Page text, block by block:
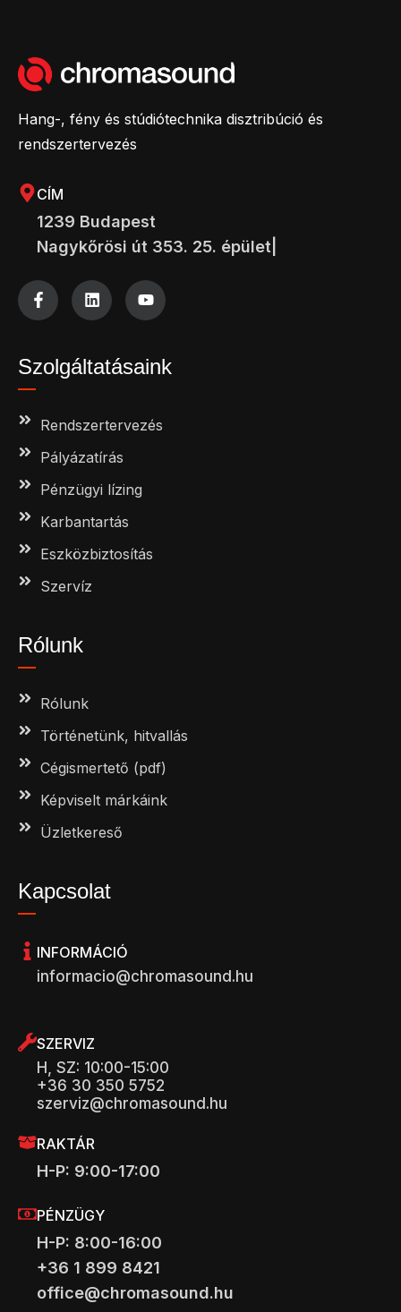
Hang-, fény és stúdiótechnika disztribúció és
rendszertervezés
CÍM
1239 Budapest
Nagykőrösi út 353. 25. épület|
Szolgáltatásaink
Rendszertervezés
Pályázatírás
Pénzügyi lízing
Karbantartás
Eszközbiztosítás
Szervíz
Rólunk
Rólunk
Történetünk, hitvallás
Cégismertető (pdf)
Képviselt márkáink
Üzletkereső
Kapcsolat
INFORMÁCIÓ
informacio@chromasound.hu
SZERVIZ
H, SZ: 10:00-15:00
+36 30 350 5752
szerviz@chromasound.hu
RAKTÁR
H-P: 9:00-17:00
PÉNZÜGY
H-P: 8:00-16:00
+36 1 899 8421
office@chromasound.hu